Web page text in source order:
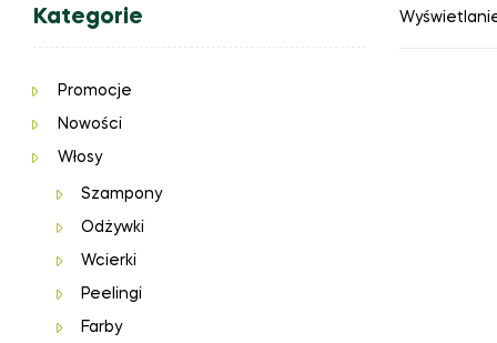
Kategorie
Promocje
Nowości
Włosy
Szampony
Odżywki
Wcierki
Peelingi
Farby